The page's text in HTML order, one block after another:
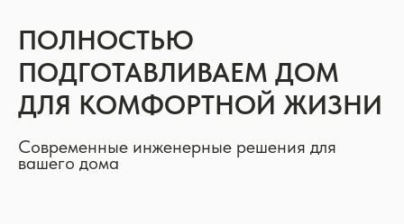
ПОЛНОСТЬЮ
ПОДГОТАВЛИВАЕМ ДОМ
ДЛЯ КОМФОРТНОЙ ЖИЗНИ
Современные инженерные решения для
вашего дома